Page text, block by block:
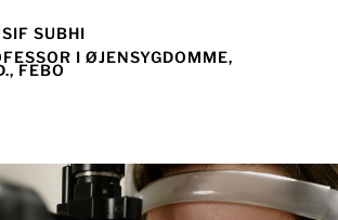
SUBHI
I ØJENSYGDOMME,
FEBO